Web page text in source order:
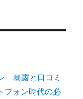
暴露と口コミ
フォン時代の必